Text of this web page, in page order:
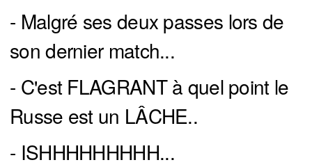
- Malgré ses deux passes lors de
son dernier match...
- C'est FLAGRANT à quel point le
Russe est un LÂCHE..
- ISHHHHHHHHH...